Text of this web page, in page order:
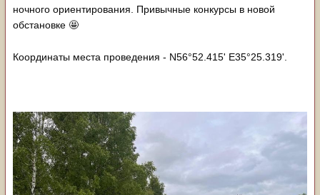
ночного ориентирования. Привычные конкурсы в новой
обстановке 🤩
Координаты места проведения - N56°52.415' E35°25.319'.